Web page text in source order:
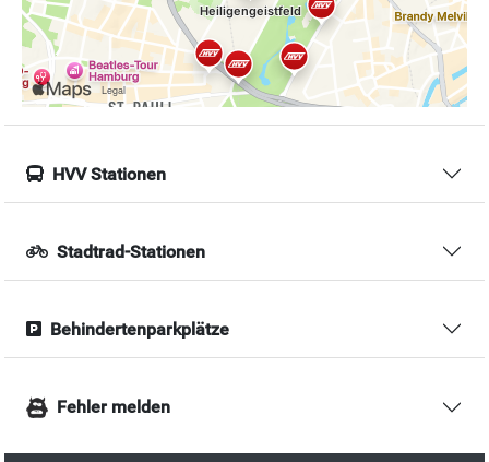
HVV Stationen
Stadtrad-Stationen
Behindertenparkplätze
Fehler melden